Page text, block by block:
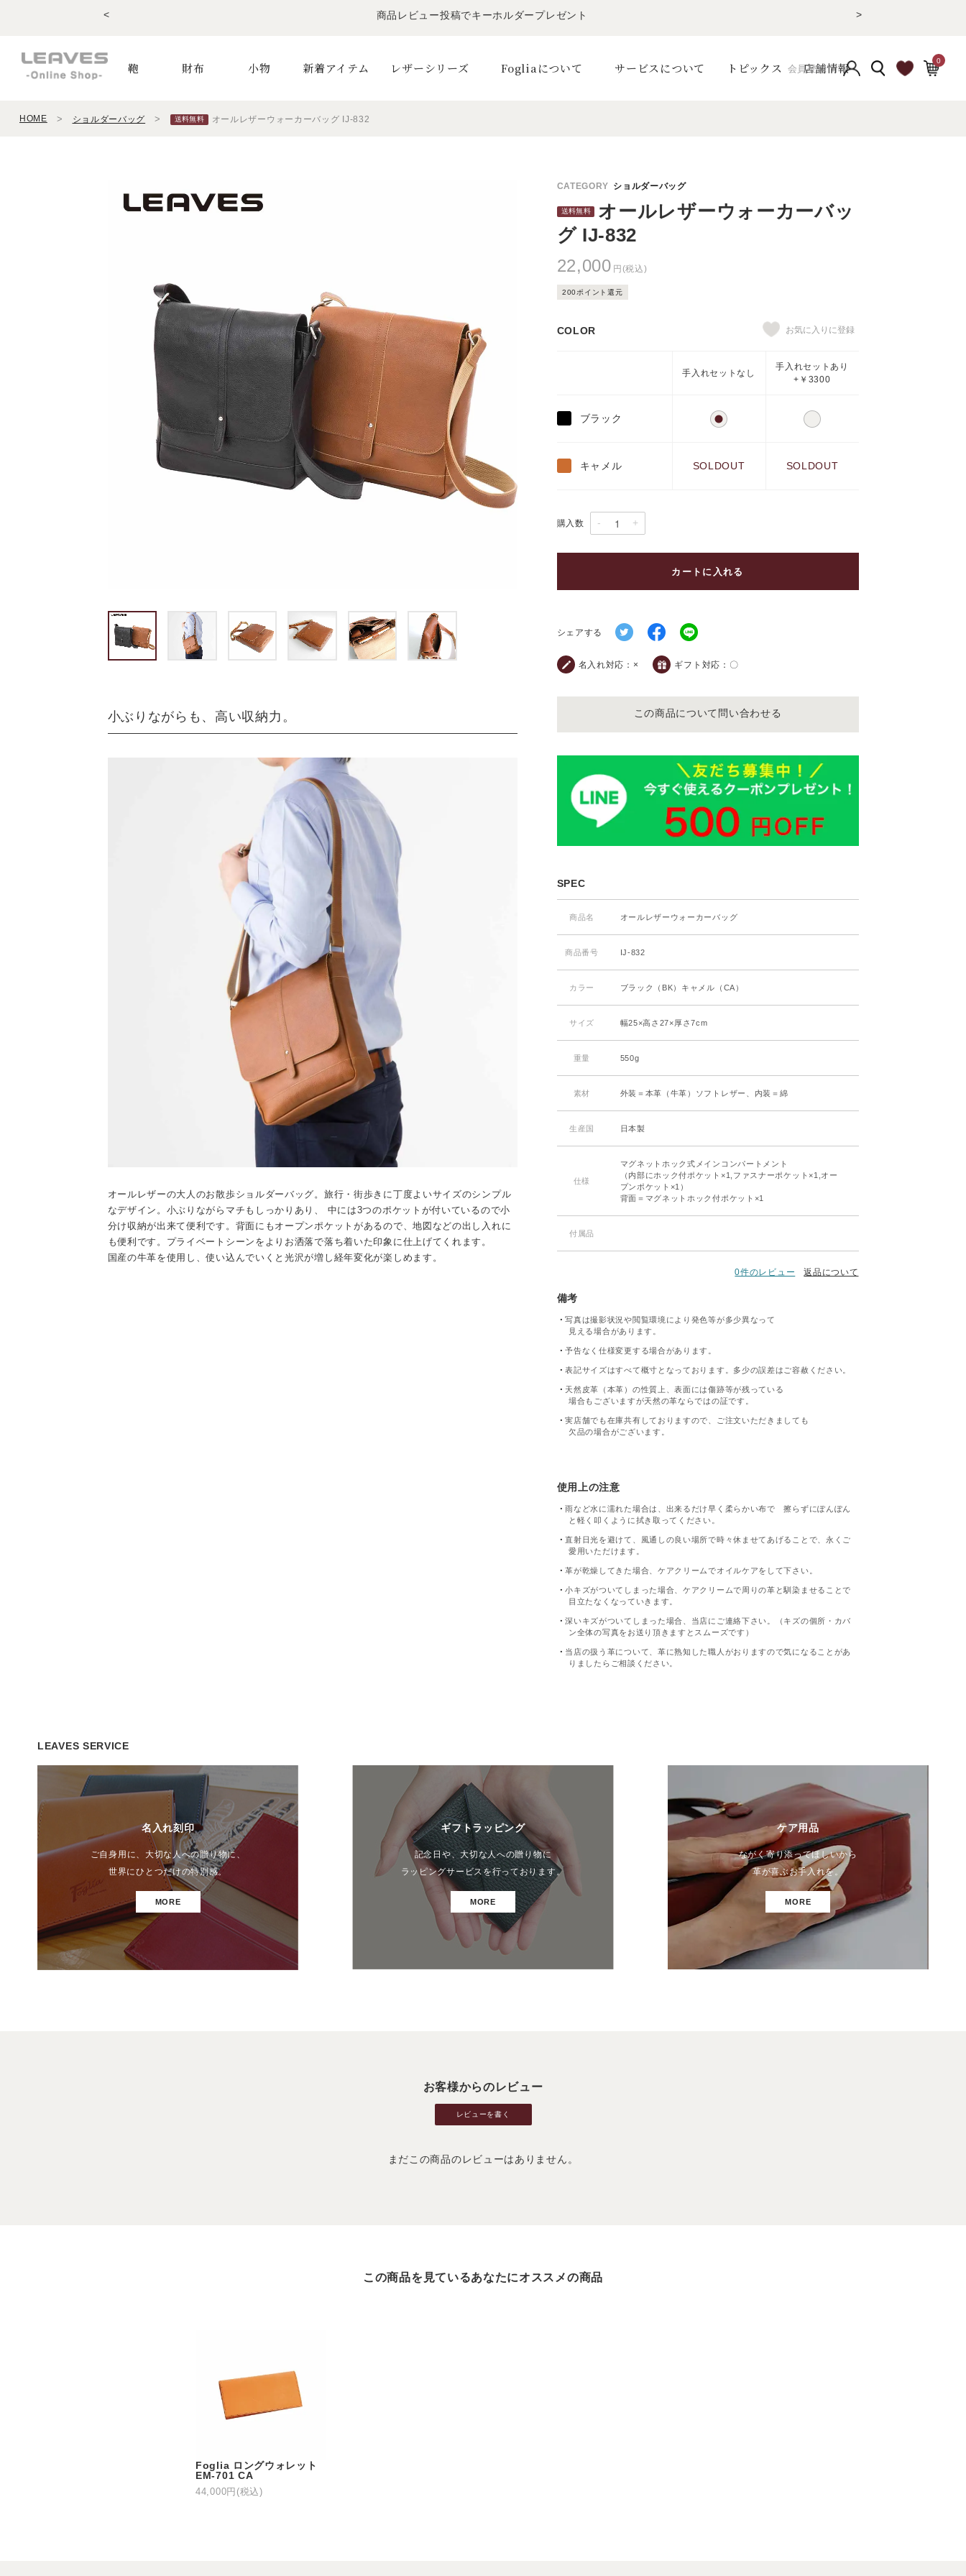
<
LINE友だちで500円OFFクーポンプレゼント
>
鞄 財布 小物 新着アイテム レザーシリーズ Fogliaについて サービスについて トピックス 店舗情報
会員登録
0
HOME ショルダーバッグ オールレザーウォーカーバッグ IJ-832
小ぶりながらも、高い収納力。
オールレザーの大人のお散歩ショルダーバッグ。旅行・街歩きに丁度よいサイズのシンプル
なデザイン。小ぶりながらマチもしっかりあり、 中には3つのポケットが付いているので小
分け収納が出来て便利です。背面にもオープンポケットがあるので、地図などの出し入れに
も便利です。プライベートシーンをよりお洒落で落ち着いた印象に仕上げてくれます。
国産の牛革を使用し、使い込んでいくと光沢が増し経年変化が楽しめます。
オールレザーウォーカーバッ
グ IJ-832
22,000 円(税込)
200ポイント還元
COLOR
手入れセットなし
手入れセットあり
+￥3300
ブラック
キャメル SOLDOUT SOLDOUT
購入数 - +
カートに入れる
シェアする
名入れ対応： × ギフト対応： 〇
この商品について問い合わせる
SPEC
商品名 オールレザーウォーカーバッグ
商品番号 IJ-832
カラー ブラック（BK）キャメル（CA）
サイズ 幅25×高さ27×厚さ7cm
重量 550g
素材 外装＝本革（牛革）ソフトレザー、内装＝綿
生産国 日本製
仕様
マグネットホック式メインコンパートメント
（内部にホック付ポケット×1,ファスナーポケット×1,オー
プンポケット×1）
背面＝マグネットホック付ポケット×1
付属品
0件のレビュー 返品について
備考
写真は撮影状況や閲覧環境により発色等が多少異なって
見える場合があります。
予告なく仕様変更する場合があります。
表記サイズはすべて概寸となっております。多少の誤差はご容赦ください。
天然皮革（本革）の性質上、表面には傷跡等が残っている
場合もございますが天然の革ならではの証です。
実店舗でも在庫共有しておりますので、ご注文いただきましても
欠品の場合がございます。
使用上の注意
雨など水に濡れた場合は、出来るだけ早く柔らかい布で 擦らずにぽんぽん
と軽く叩くように拭き取ってください。
直射日光を避けて、風通しの良い場所で時々休ませてあげることで、永くご
愛用いただけます。
革が乾燥してきた場合、ケアクリームでオイルケアをして下さい。
小キズがついてしまった場合、ケアクリームで周りの革と馴染ませることで
目立たなくなっていきます。
深いキズがついてしまった場合、当店にご連絡下さい。（キズの個所・カバ
ン全体の写真をお送り頂きますとスムーズです）
当店の扱う革について、革に熟知した職人がおりますので気になることがあ
りましたらご相談ください。
LEAVES SERVICE
名入れ刻印
ご自身用に、大切な人への贈り物に、
世界にひとつだけの特別感。
MORE
ギフトラッピング
記念日や、大切な人への贈り物に
ラッピングサービスを行っております。
MORE
ケア用品
ながく寄り添ってほしいから
革が喜ぶお手入れを。
MORE
お客様からのレビュー
レビューを書く
まだこの商品のレビューはありません。
この商品を見ているあなたにオススメの商品
Foglia ロングウォレット
EM-701 CA
44,000円(税込)